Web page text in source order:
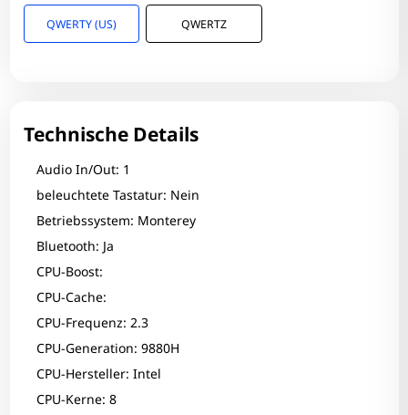
QWERTY (US) QWERTZ
Technische Details
Audio In/Out: 1
beleuchtete Tastatur: Nein
Betriebssystem: Monterey
Bluetooth: Ja
CPU-Boost:
CPU-Cache:
CPU-Frequenz: 2.3
CPU-Generation: 9880H
CPU-Hersteller: Intel
CPU-Kerne: 8